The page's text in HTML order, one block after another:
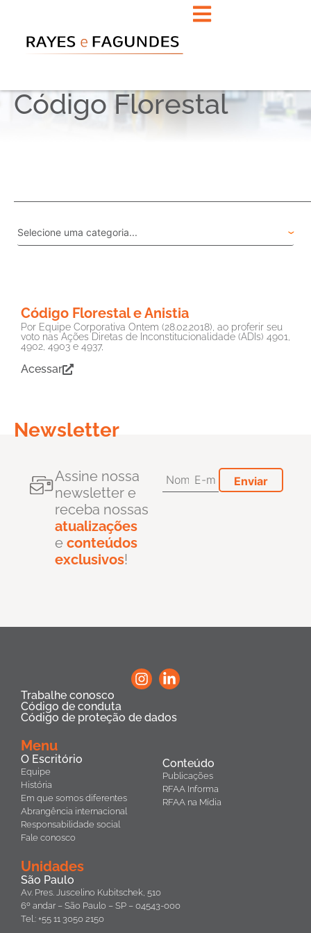
Código Florestal
Código Florestal e Anistia
Por Equipe Corporativa Ontem (28.02.2018), ao proferir seu
voto nas Ações Diretas de Inconstitucionalidade (ADIs) 4901,
4902, 4903 e 4937,
Acessar
Newsletter
Assine nossa
newsletter e
receba nossas
atualizações
e conteúdos
exclusivos!
Trabalhe conosco
Código de conduta
Código de proteção de dados
Menu
O Escritório
Equipe
História
Em que somos diferentes
Abrangência internacional
Responsabilidade social
Fale conosco
Conteúdo
Publicações
RFAA Informa
RFAA na Mídia
Unidades
São Paulo
Av. Pres. Juscelino Kubitschek, 510
6º andar – São Paulo – SP – 04543-000
Tel.: +55 11 3050 2150